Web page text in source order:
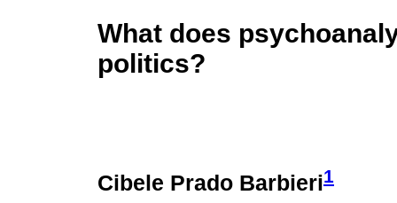
What does
politics?
Cibele Prado Barbieri1